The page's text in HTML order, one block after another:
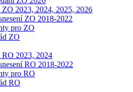
ZO 2023, 2024, 2025, 2026
ZO 2018-2022
pro ZO
ZO
RO 2023, 2024
RO 2018-2022
pro RO
RO